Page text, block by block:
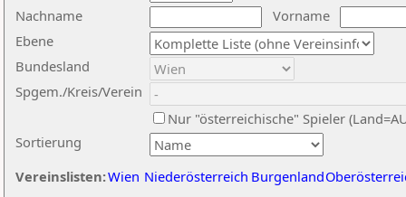
Nachname
Vorname
Ebene
Sortierung
Bundesland
Spgem./Kreis/Verein
Nur "österreichische" Spieler
Vereinslisten:Wien Niederösterreich Burgenland